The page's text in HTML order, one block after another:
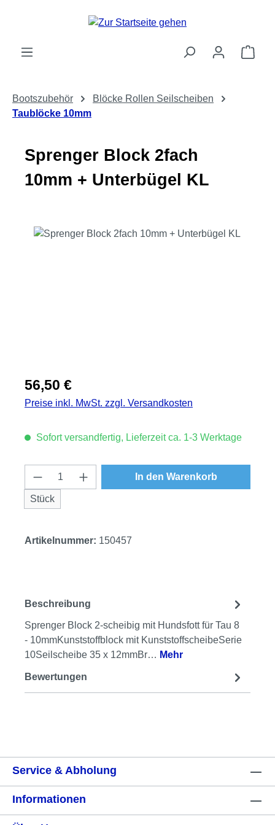
Zum Hauptinhalt springen
Bootszubehör
Blöcke Rollen Seilscheiben
Taublöcke 10mm
Sprenger Block 2fach
10mm + Unterbügel KL
Bildergalerie überspringen
Regulärer Preis:
56,50 €
Preise inkl. MwSt. zzgl. Versandkosten
Sofort versandfertig, Lieferzeit ca. 1-3 Werktage
Produkt Anzahl: Gib den gewünschten
Stück
In den Warenkorb
Artikelnummer: 150457
Beschreibung
Sprenger Block 2-scheibig mit Hundsfott für Tau 8
- 10mmKunststoffblock mit KunststoffscheibeSerie
10Seilscheibe 35 x 12mmBr… Mehr
Bewertungen
Service & Abholung
Informationen